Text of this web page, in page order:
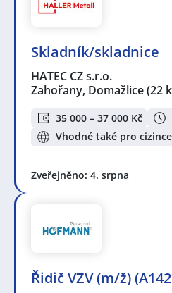
Skladník/skladnice
HATEC CZ s.r.o.
Zahořany, Domažlice(22
35 000 – 37 000 Kč
Vhodné také pro cizince
Zveřejněno: 4. srpna
Řidič VZV (m/ž)